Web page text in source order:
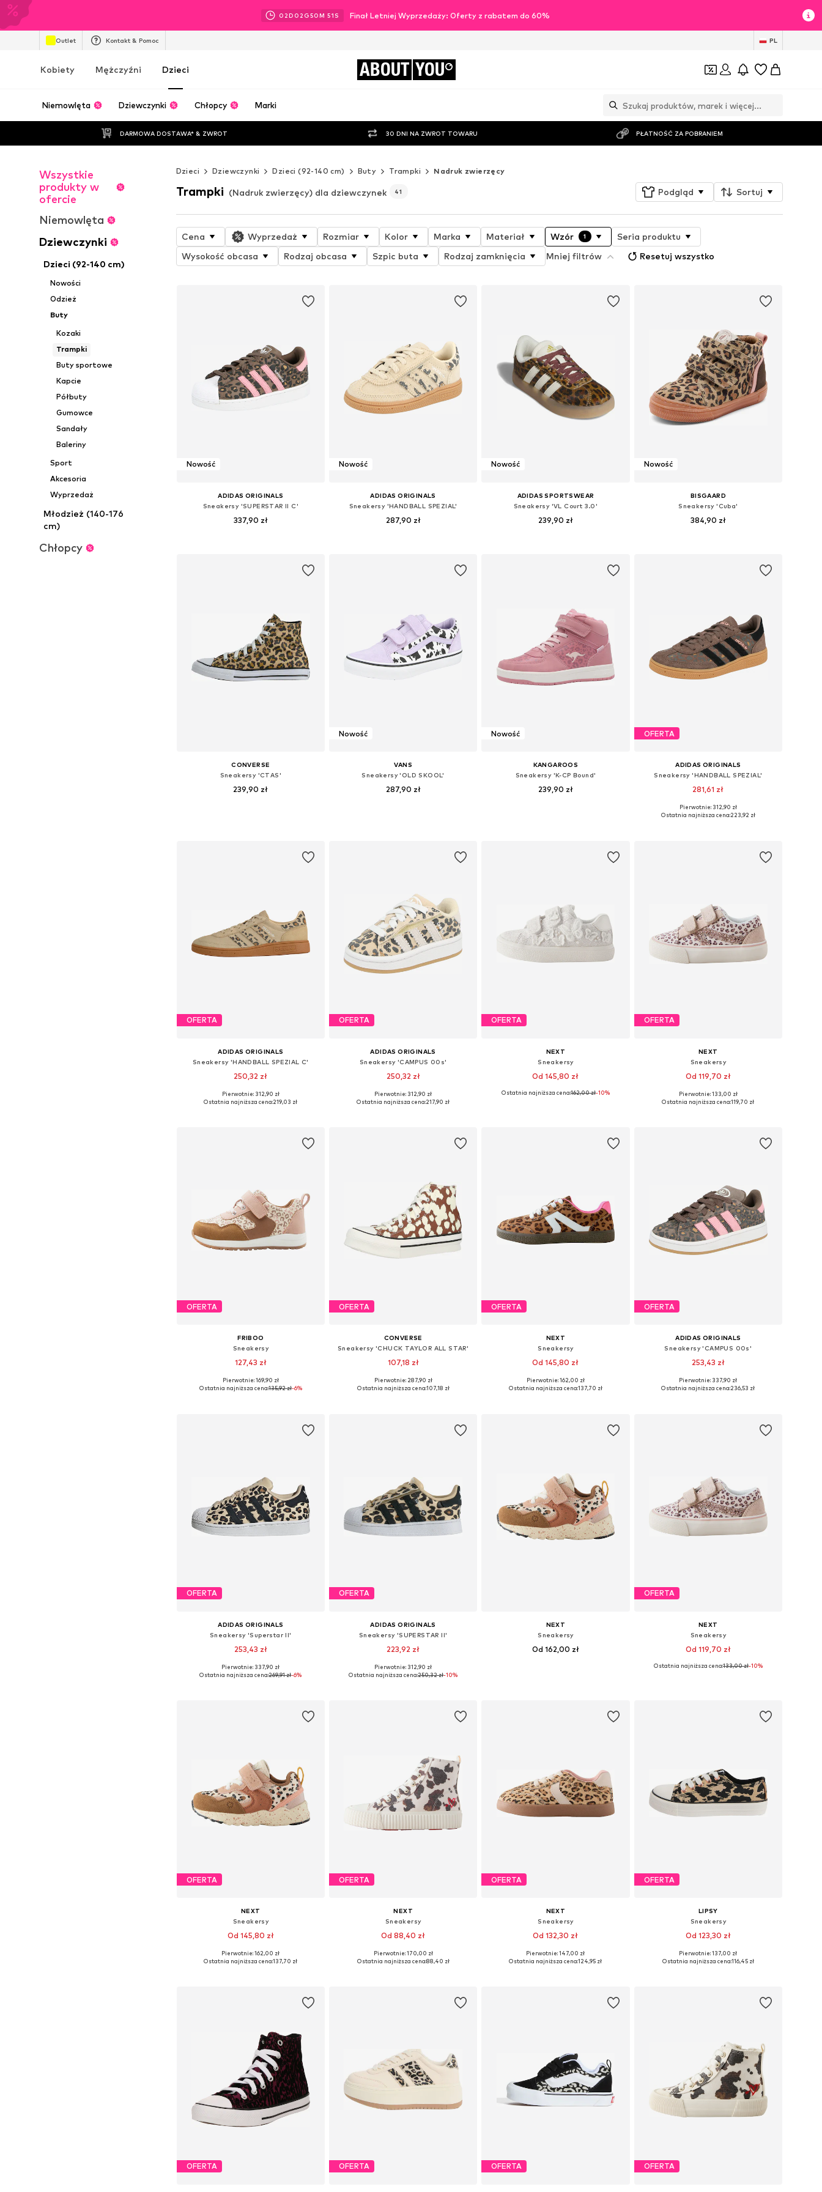
02D 02 G50M 50 S Finał Letniej Wyprzedaży: Oferty z rabatem do 60%
Outlet Kontakt & Pomoc PL
Kobiety Mężczyźni Dzieci ABOUT YOU
Niemowlęta Dziewczynki Chłopcy Marki
DARMOWA DOSTAWA* & ZWROT 30 DNI NA ZWROT TOWARU PŁATNOŚĆ ZA POBRANIEM
Wszystkie
produkty w
ofercie
Niemowlęta
Dziewczynki
Dzieci (92-140 cm)
Nowości
Odzież
Buty
Kozaki
Trampki
Buty sportowe
Kapcie
Półbuty
Gumowce
Sandały
Baleriny
Sport
Akcesoria
Wyprzedaż
Młodzież (140-176
cm)
Chłopcy
Dzieci Dziewczynki Dzieci (92-140 cm) Buty Trampki Nadruk zwierzęcy
Trampki (Nadruk zwierzęcy) dla dziewczynek 41 Podgląd Sortuj
Cena Wyprzedaż Rozmiar Kolor Marka Materiał Wzór 1
Seria produktu
Wysokość obcasa
Rodzaj obcasa Szpic buta Rodzaj zamknięcia Mniej filtrów Resetuj wszystko
Nowość
ADIDAS ORIGINALS
Sneakersy 'SUPERSTAR II C'
337,90 zł
Nowość
ADIDAS ORIGINALS
Sneakersy 'HANDBALL SPEZIAL'
287,90 zł
Nowość
ADIDAS SPORTSWEAR
Sneakersy 'VL Court 3.0'
239,90 zł
Nowość
BISGAARD
Sneakersy 'Cuba'
384,90 zł
CONVERSE
Sneakersy 'CTAS'
239,90 zł
Nowość
VANS
Sneakersy 'OLD SKOOL'
287,90 zł
Nowość
KANGAROOS
Sneakersy 'K-CP Bound'
239,90 zł
OFERTA
ADIDAS ORIGINALS
Sneakersy 'HANDBALL SPEZIAL'
281,61 zł
Dostępne w różnych rozmiarach
Pierwotnie: 312,90 zł
Ostatnia najniższa cena:223,92 zł
OFERTA
ADIDAS ORIGINALS
Sneakersy 'HANDBALL SPEZIAL C'
250,32 zł
Dostępne w różnych rozmiarach
Pierwotnie: 312,90 zł
Ostatnia najniższa cena:219,03 zł
OFERTA
ADIDAS ORIGINALS
Sneakersy 'CAMPUS 00s'
250,32 zł
Dostępne w różnych rozmiarach
Pierwotnie: 312,90 zł
Ostatnia najniższa cena:217,90 zł
OFERTA
NEXT
Sneakersy
Od 145,80 zł
Dostępne w różnych rozmiarach
Ostatnia najniższa cena:162,00 zł-10%
OFERTA
NEXT
Sneakersy
Od 119,70 zł
+3
Dostępne w różnych rozmiarach
Pierwotnie: 133,00 zł
Ostatnia najniższa cena:119,70 zł
OFERTA
FRIBOO
Sneakersy
127,43 zł
Dostępne w różnych rozmiarach
Pierwotnie: 169,90 zł
Ostatnia najniższa cena:135,92 zł-6%
OFERTA
CONVERSE
Sneakersy 'CHUCK TAYLOR ALL STAR'
107,18 zł
Dostępne w różnych rozmiarach
Pierwotnie: 287,90 zł
Ostatnia najniższa cena:107,18 zł
OFERTA
NEXT
Sneakersy
Od 145,80 zł
+5
Dostępne w różnych rozmiarach
Pierwotnie: 162,00 zł
Ostatnia najniższa cena:137,70 zł
OFERTA
ADIDAS ORIGINALS
Sneakersy 'CAMPUS 00s'
253,43 zł
Dostępne w różnych rozmiarach
Pierwotnie: 337,90 zł
Ostatnia najniższa cena:236,53 zł
OFERTA
ADIDAS ORIGINALS
Sneakersy 'Superstar II'
253,43 zł
Dostępne w różnych rozmiarach
Pierwotnie: 337,90 zł
Ostatnia najniższa cena:269,91 zł-6%
OFERTA
ADIDAS ORIGINALS
Sneakersy 'SUPERSTAR II'
223,92 zł
Dostępne w różnych rozmiarach
Pierwotnie: 312,90 zł
Ostatnia najniższa cena:250,32 zł-10%
NEXT
Sneakersy
Od 162,00 zł
OFERTA
NEXT
Sneakersy
Od 119,70 zł
+3
Dostępne w różnych rozmiarach
Ostatnia najniższa cena:133,00 zł-10%
OFERTA
NEXT
Sneakersy
Od 145,80 zł
+1
Dostępne rozmiary: 23, 24, 28, 29, 30,5
Pierwotnie: 162,00 zł
Ostatnia najniższa cena:137,70 zł
OFERTA
NEXT
Sneakersy
Od 88,40 zł
Dostępne rozmiary: 29, 30,5, 33, 35,5, 39
Pierwotnie: 170,00 zł
Ostatnia najniższa cena:88,40 zł
OFERTA
NEXT
Sneakersy
Od 132,30 zł
Dostępne rozmiary: 21,5, 23, 24, 25,5, 28, 29
Pierwotnie: 147,00 zł
Ostatnia najniższa cena:124,95 zł
OFERTA
LIPSY
Sneakersy
Od 123,30 zł
Dostępne rozmiary: 28, 29, 32, 35,5, 37
Pierwotnie: 137,00 zł
Ostatnia najniższa cena:116,45 zł
OFERTA OFERTA OFERTA OFERTA